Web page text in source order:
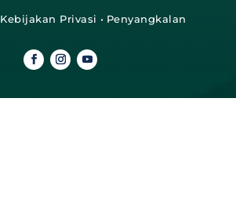
Kebijakan Privasi • Penyangkalan